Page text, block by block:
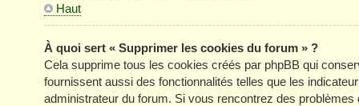
Haut
À quoi sert « Supprimer les cookies du forum » ?
Cela supprime tous les cookies créés par phpBB qui
fournissent aussi des fonctionnalités telles que les
administrateur du forum. Si vous rencontrez des